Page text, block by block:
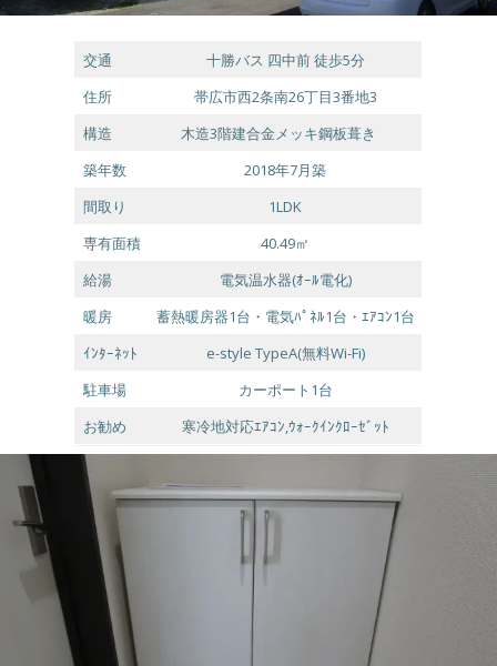
交通
十勝バス 四中前 徒歩5分
住所
帯広市西2条南26丁目3番地3
構造
木造3階建合金メッキ鋼板葺き
築年数
2018年7月築
間取り
1LDK
専有面積
40.49㎡
給湯
電気温水器(ｵｰﾙ電化)
暖房
蓄熱暖房器1台・電気ﾊﾟﾈﾙ1台・ｴｱｺﾝ1台
ｲﾝﾀｰﾈｯﾄ
e-style TypeA(無料Wi-Fi)
駐車場
カーポート1台
お勧め
寒冷地対応ｴｱｺﾝ,ｳｫｰｸｲﾝｸﾛｰｾﾞｯﾄ